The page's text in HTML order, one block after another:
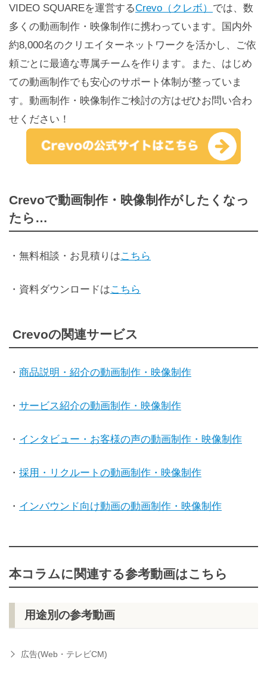
VIDEO SQUAREを運営するCrevo（クレボ） では、数
多くの動画制作・映像制作に携わっています。国内外
約8,000名のクリエイターネットワークを活かし、ご依
頼ごとに最適な専属チームを作ります。また、はじめ
ての動画制作でも安心のサポート体制が整っていま
す。動画制作・映像制作ご検討の方はぜひお問い合わ
せください！
Crevoで動画制作・映像制作がしたくなっ
たら…
・無料相談・お見積りはこちら
・資料ダウンロードはこちら
Crevoの関連サービス
・ 商品説明・紹介の動画制作・映像制作
・ サービス紹介の動画制作・映像制作
・ インタビュー・お客様の声の動画制作・映像制作
・ 採用・リクルートの動画制作・映像制作
・ インバウンド向け動画の動画制作・映像制作
本コラムに関連する参考動画はこちら
用途別の参考動画
広告(Web・テレビCM)